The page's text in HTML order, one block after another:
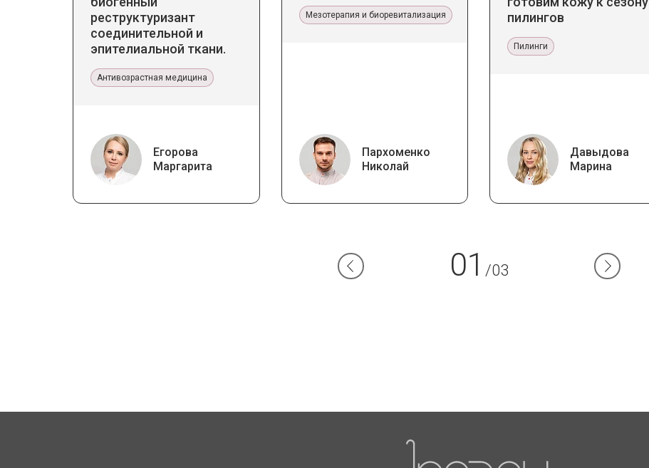
реструктуризант
соединительной и
эпителиальной ткани.
эстетической медицине
Антивозрастная медицина
Егорова
Маргарита
Мезотерапия и биоревитализация
Пархоменко
Николай
пилингов
Пилинги
Давыдова
Марина
01 /03